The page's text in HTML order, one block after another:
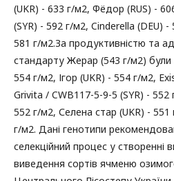
(UKR) - 633 г/м2, Фёдор (RUS) -
(SYR) - 592 г/м2, Cinderella (DEU)
581 г/м2.За продуктивністю та
стандарту Жерар (543 г/м2) були
554 г/м2, Ігор (UKR) - 554 г/м2,
Grivita / CWB117-5-9-5 (SYR) - 552
552 г/м2, Селена стар (UKR) -
г/м2. Дані генотипи
селекційний процес у створенні
виведення сортів ячменю